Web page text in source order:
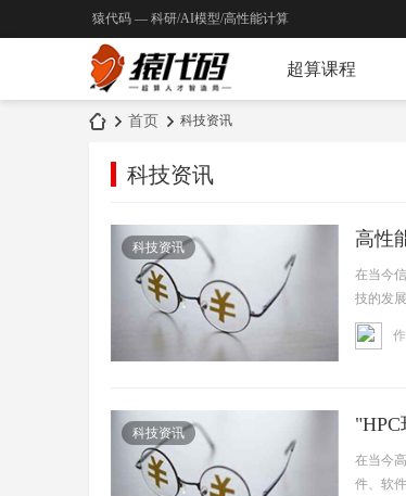
猿代码 — 科研/AI模型/高性能计算
超算课程
首页 科技资讯
科技资讯
科技资讯 高性
在当今
技的发
潜力， ...
科技资讯
在当今
件、软